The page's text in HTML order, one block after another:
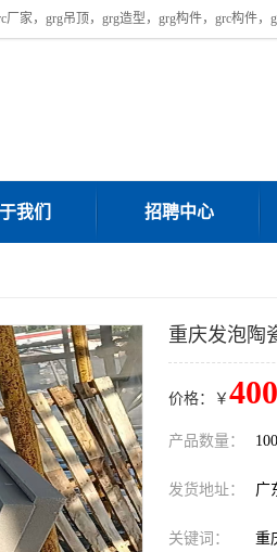
我们 招聘中心
重庆发泡陶
价格：￥
产品数量：
发货地址： 广
关键词： 重